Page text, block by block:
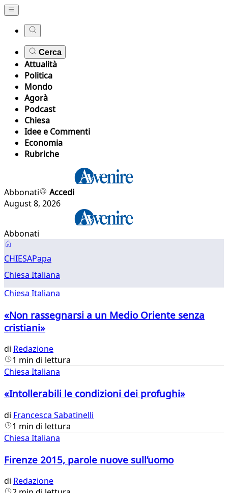
Cerca
Attualità
Politica
Mondo
Agorà
Podcast
Chiesa
Idee e Commenti
Economia
Rubriche
Abbonati
Accedi
August 8, 2026
Abbonati
Chiesa
CHIESAPapa
Chiesa Italiana
Chiesa Italiana
«Non rassegnarsi a un Medio Oriente senza
cristiani»
di Redazione
1 min di lettura
Chiesa Italiana
«Intollerabili le condizioni dei profughi»
di Francesca Sabatinelli
1 min di lettura
Chiesa Italiana
Firenze 2015, parole nuove sull’uomo
di Redazione